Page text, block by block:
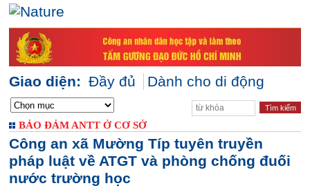
Giao diện: Đầy đủ Dành cho di động
BẢO ĐẢM ANTT Ở CƠ SỞ
Công an xã Mường Típ tuyên truyền
pháp luật về ATGT và phòng chống đuối
nước trường học